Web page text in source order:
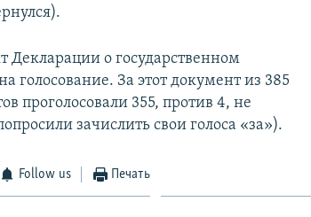
Декларации о государственном
голосование. За этот документ из 385
проголосовали 355, против 4, не
зачислить свои голоса «за»).
Follow us Печать